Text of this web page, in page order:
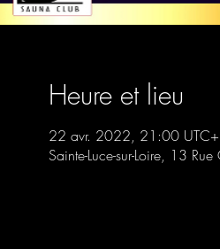
Heure et lieu
22 avr. 2022, 21:00
Sainte-Luce-sur-Loire, 13